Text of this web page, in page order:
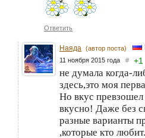
Ответить
Наяда (автор поста)
11 ноября 2015 года # +1
не думала когда-
здесь,это моя
Но вкус
вкусно! Даже без
разные варианты
,которые кто